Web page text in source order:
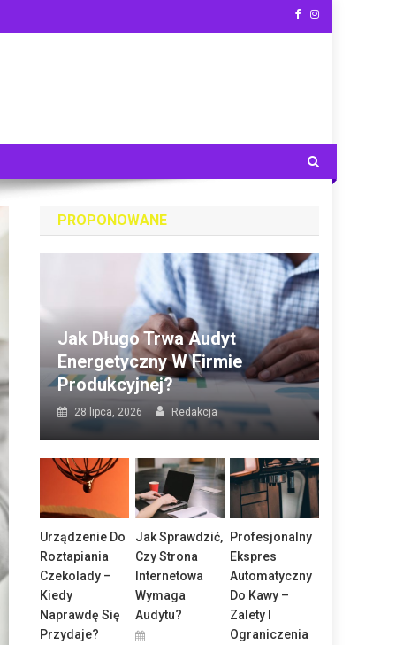
PROPONOWANE
Jak Długo Trwa Audyt
Energetyczny W Firmie
Produkcyjnej?
28 lipca, 2026 Redakcja
Urządzenie Do
Roztapiania
Czekolady –
Kiedy
Naprawdę Się
Przydaje?
Jak Sprawdzić,
Czy Strona
Internetowa
Wymaga
Audytu?
Profesjonalny
Ekspres
Automatyczny
Do Kawy –
Zalety I
Ograniczenia